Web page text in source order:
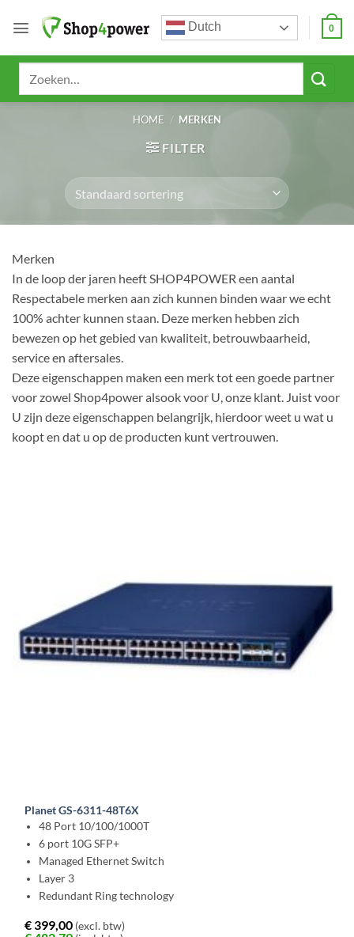
naar
Dutch 0
HOME / MERKEN
FILTER
Merken
In de loop der jaren heeft SHOP4POWER een aantal
Respectabele merken aan zich kunnen binden waar we echt
100% achter kunnen staan. Deze merken hebben zich
bewezen op het gebied van kwaliteit, betrouwbaarheid,
service en aftersales.
Deze eigenschappen maken een merk tot een goede partner
voor zowel Shop4power alsook voor U, onze klant. Juist voor
U zijn deze eigenschappen belangrijk, hierdoor weet u wat u
koopt en dat u op de producten kunt vertrouwen.
Planet GS-6311-48T6X
48 Port 10/100/1000T
6 port 10G SFP+
Managed Ethernet Switch
Layer 3
Redundant Ring technology
€399,00 (excl. btw)